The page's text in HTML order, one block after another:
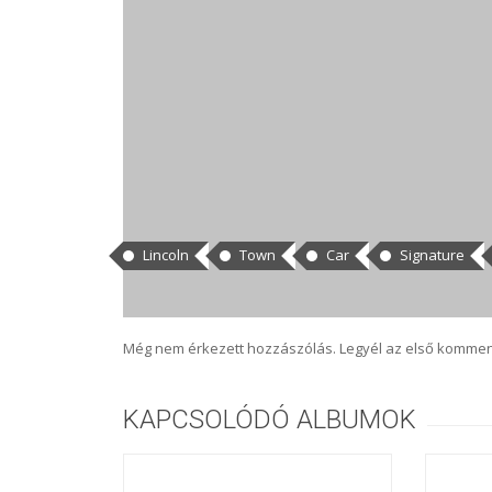
Lincoln Town Car Signature
Még nem érkezett hozzászólás. Legyél az első
KAPCSOLÓDÓ ALBUMOK